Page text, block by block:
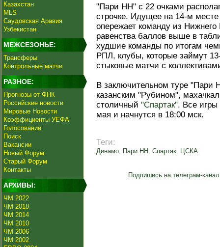
Казахстан
MLS
Саудовская Аравия
Узбекистан
МЕЖСЕЗОНЬЕ:
Трансферы
Контрольные матчи
РАЗНОЕ:
Прогнозы от ФНК
Российские новости
Мировые Новости
Коэффициенты УЕФА
Голосование
Поиск
Вакансии
Новый Форум
Старый Форум
Контакты
АРХИВЫ:
ЧМ 2022
ЧМ 2018
ЧМ 2014
ЧМ 2010
ЧМ 2006
ЧМ 2002
"Пари НН" с 22 очками
строчке. Идущее на 14-м
опережает команду из
равенства баллов выше в
худшие команды по итогам
РПЛ, клубы, которые займут
стыковые матчи с
В заключительном туре "Пари
казанским "Рубином",
столичный "Спартак". Все игры
мая и начнутся в 18:00 мск.
Теги:
Динамо, Пари НН , Спартак, ЦСКА
Подпишись на телеграм-